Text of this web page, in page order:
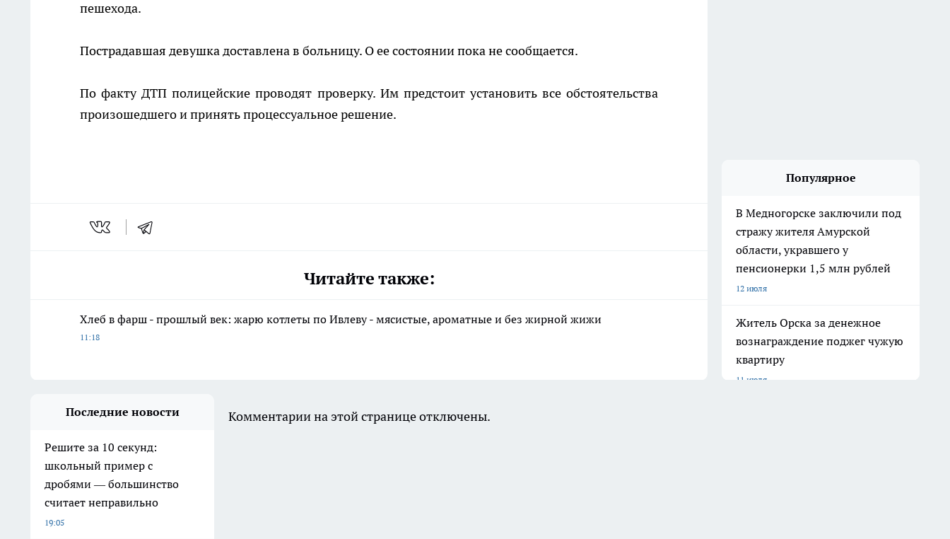
пешехода.
Пострадавшая девушка доставлена в больницу. О ее состоянии пока не сообщается.
По факту ДТП полицейские проводят проверку. Им предстоит установить все обстоятельства
произошедшего и принять процессуальное решение.
Читайте также:
Хлеб в фарш - прошлый век: жарю котлеты по Ивлеву - мясистые, ароматные и без жирной жижи
11:18
Популярное
В Медногорске заключили под
стражу жителя Амурской
области, укравшего у
пенсионерки 1,5 млн рублей
12 июля
Житель Орска за денежное
вознаграждение поджег чужую
квартиру
11 июля
Последние новости
Решите за 10 секунд:
школьный пример с
дробями — большинство
считает неправильно
19:05
Комментарии на этой странице отключены.